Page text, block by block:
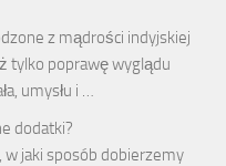
z mądrości indyjskiej
tylko poprawę wyglądu
umysłu i …
dodatki?
w jaki sposób dobierzemy